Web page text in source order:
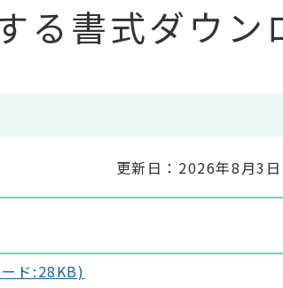
る書式ダウン
更新日：2026年8月3日
ド:28KB)